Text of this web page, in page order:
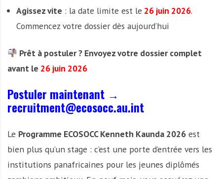
Agissez vite : la date limite est le 26 juin 2026.
Commencez votre dossier dès aujourd’hui
Prêt à postuler ? Envoyez votre dossier complet
avant le 26 juin 2026
Postuler maintenant →
recruitment@ecosocc.au.int
Le Programme ECOSOCC Kenneth Kaunda 2026 est
bien plus qu’un stage : c’est une porte d’entrée vers les
institutions panafricaines pour les jeunes diplômés